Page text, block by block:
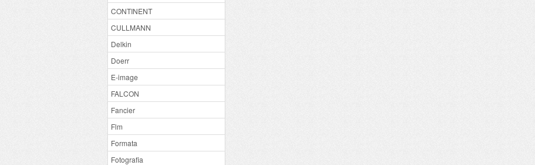
CONTINENT
CULLMANN
Delkin
Doerr
E-image
FALCON
Fancier
Flm
Formata
Fotografia